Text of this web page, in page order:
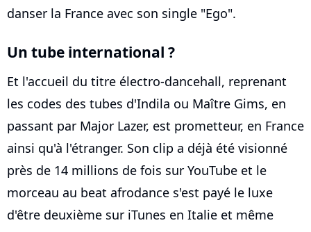
danser la France avec son single "Ego".
Un tube international ?
Et l'accueil du titre électro-dancehall, reprenant
les codes des tubes d'Indila ou Maître Gims, en
passant par Major Lazer, est prometteur, en France
ainsi qu'à l'étranger. Son clip a déjà été visionné
près de 14 millions de fois sur YouTube et le
morceau au beat afrodance s'est payé le luxe
d'être deuxième sur iTunes en Italie et même